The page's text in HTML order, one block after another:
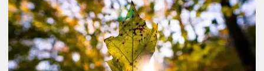
Read more
AUTOCONHECIMENTO CASAISFELIZES
INTIMIDADE
PRANA ANGOLA
RELACIONAMENTOSAUDÁVEL